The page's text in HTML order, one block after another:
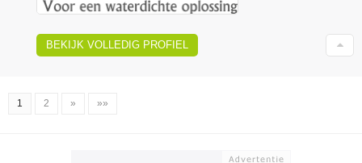
BEKIJK VOLLEDIG PROFIEL
1 2 » »»